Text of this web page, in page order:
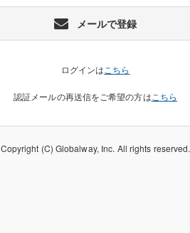
メールで登録
ログインは こちら
認証メールの再送信をご希望の方は こちら
Copyright (C) Globalway, Inc. All rights reserved.